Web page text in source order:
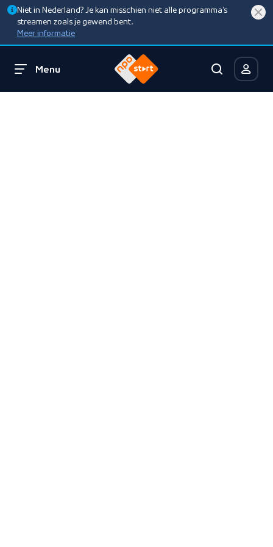
Niet in Nederland? Je kan misschien niet alle programma’s
streamen zoals je gewend bent.
Meer informatie
Menu